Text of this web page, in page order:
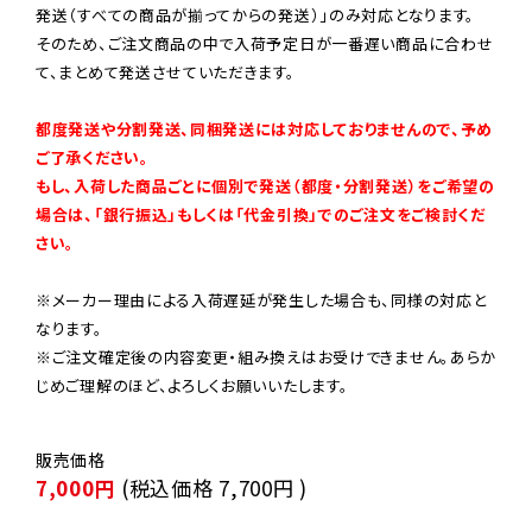
発送（すべての商品が揃ってからの発送）」のみ対応となります。
そのため、ご注文商品の中で入荷予定日が一番遅い商品に合わせ
て、まとめて発送させていただきます。
都度発送や分割発送、同梱発送には対応しておりませんので、予め
ご了承ください。
もし、入荷した商品ごとに個別で発送（都度・分割発送）をご希望の
場合は、「銀行振込」もしくは「代金引換」でのご注文をご検討くだ
さい。
※メーカー理由による入荷遅延が発生した場合も、同様の対応と
なります。
※ご注文確定後の内容変更・組み換えはお受けできません。あらか
じめご理解のほど、よろしくお願いいたします。
7,000円 (税込価格 7,700円 )